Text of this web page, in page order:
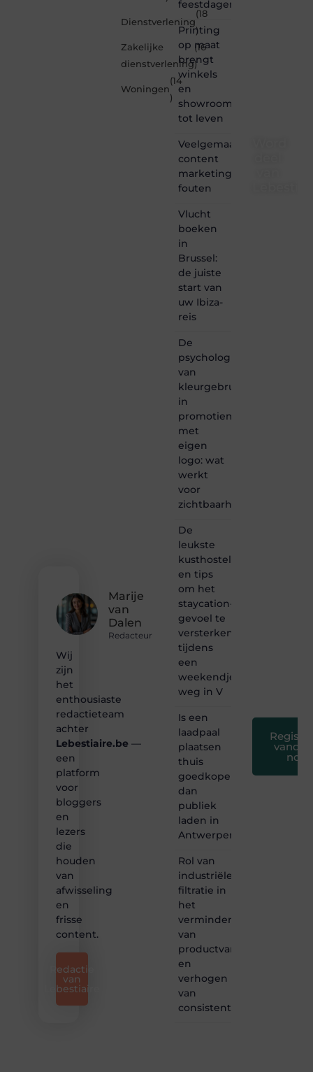
Marije
van
Dalen
Redacteur
Wij
zijn
het
enthousiaste
redactieteam
achter
Lebestiaire.be —
een
platform
voor
bloggers
en
lezers
die
houden
van
afwisseling
en
frisse
content.
Redactie
van
Lebestiaire
Dienstverlening
(18
)
Zakelijke
dienstverlening
(16
)
Woningen
(14
)
feestdagen
Printing
op maat
brengt
winkels
en
showrooms
tot leven
Veelgemaakte
content
marketing
fouten
Vlucht
boeken
in
Brussel:
de juiste
start van
uw Ibiza-
reis
De
psychologie
van
kleurgebruik
in
promotiemateriaal
met
eigen
logo: wat
werkt
voor
zichtbaarheid
De
leukste
kusthostels
en tips
om het
staycation-
gevoel te
versterken
tijdens
een
weekendje
weg in V
Is een
laadpaal
plaatsen
thuis
goedkoper
dan
publiek
laden in
Antwerpen?
Rol van
industriële
filtratie in
het
verminderen
van
productvariatie
en
verhogen
van
consistentie
nog